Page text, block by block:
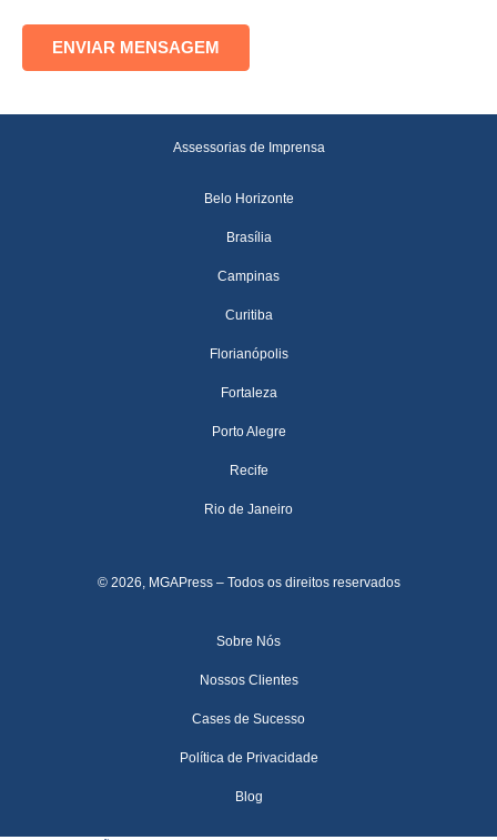
Assessorias de Imprensa
Belo Horizonte
Brasília
Campinas
Curitiba
Florianópolis
Fortaleza
Porto Alegre
Recife
Rio de Janeiro
© 2026, MGAPress – Todos os direitos reservados
Sobre Nós
Nossos Clientes
Cases de Sucesso
Política de Privacidade
Blog